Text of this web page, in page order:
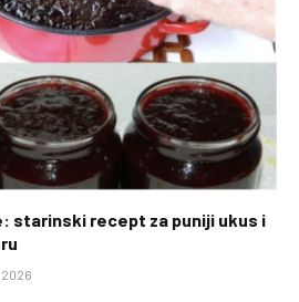
starinski recept za puniji ukus i
2026